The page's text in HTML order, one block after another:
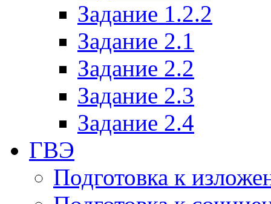
Задание 1.2.2
Задание 2.1
Задание 2.2
Задание 2.3
Задание 2.4
ГВЭ
Подготовка к